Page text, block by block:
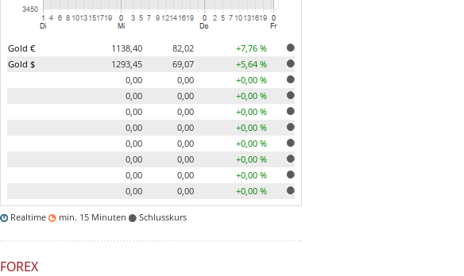
Gold € 1138,40 82,02
+7,76 %
Gold $
1293,45 69,07
+5,64 %
0,00
0,00
+0,00 %
0,00
0,00
+0,00 %
0,00
0,00
+0,00 %
0,00
0,00
+0,00 %
0,00
0,00
+0,00 %
0,00
0,00
+0,00 %
0,00
0,00
+0,00 %
0,00
0,00 +0,00 %
Realtime min. 15 Minuten Schlusskurs
FOREX